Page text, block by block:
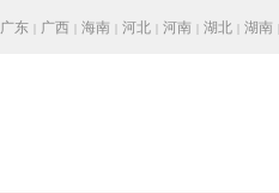
广东 | 广西 | 海南 | 河北 | 河南 | 湖北 | 湖南 |